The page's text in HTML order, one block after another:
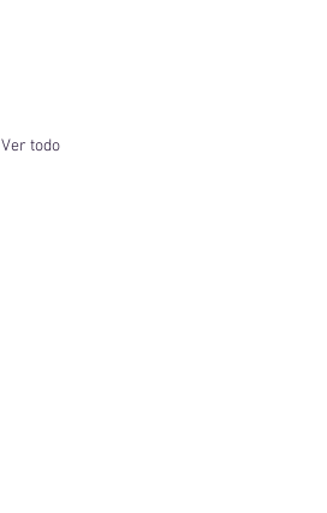
Ver todo